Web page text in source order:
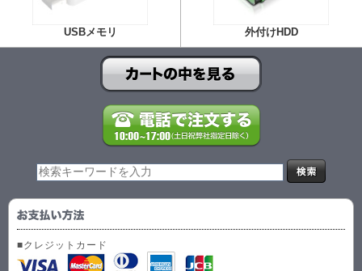
USBメモリ 外付けHDD
■クレジットカード